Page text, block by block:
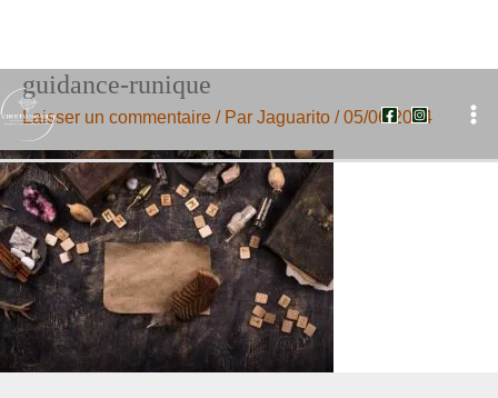
Aller
au
contenu
guidance-runique
Laisser un commentaire / Par Jaguarito /05/06/2024